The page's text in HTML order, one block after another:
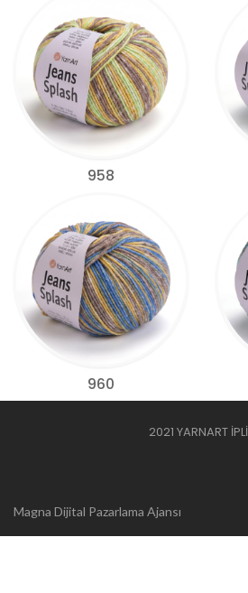
958
960
2021 YARNART
Web
Magna Dijital Pazarlama Ajansı